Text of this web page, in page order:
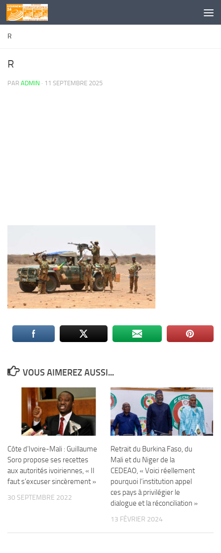
Skip to content
R
R
PAR ADMIN · 11 SEPTEMBRE 2025
VOUS AIMEREZ AUSSI...
Côte d’Ivoire-Mali : Guillaume
Soro propose ses recettes
aux autorités ivoiriennes, « Il
faut s’excuser sincèrement »
30 SEPTEMBRE 2022
Retrait du Burkina Faso, du
Mali et du Niger de la
CEDEAO, « Voici réellement
pourquoi l’institution appel
ces pays à privilégier le
dialogue et la réconciliation »
13 FÉVRIER 2024